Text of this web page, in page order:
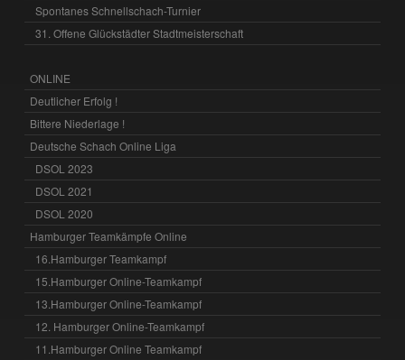
Spontanes Schnellschach-Turnier
31. Offene Glückstädter Stadtmeisterschaft
ONLINE
Deutlicher Erfolg !
Bittere Niederlage !
Deutsche Schach Online Liga
DSOL 2023
DSOL 2021
DSOL 2020
Hamburger Teamkämpfe Online
16.Hamburger Teamkampf
15.Hamburger Online-Teamkampf
13.Hamburger Online-Teamkampf
12. Hamburger Online-Teamkampf
11.Hamburger Online Teamkampf